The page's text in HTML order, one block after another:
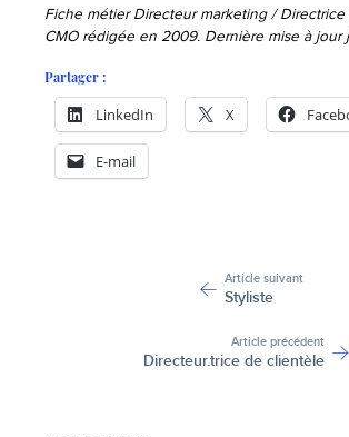
Fiche métier Directeur marketing /
CMO rédigée en 2009. Dernière mise à jour
Partager :
LinkedIn X
E-mail
Article suivant
Styliste
Article précédent
Directeur.trice de clientèle